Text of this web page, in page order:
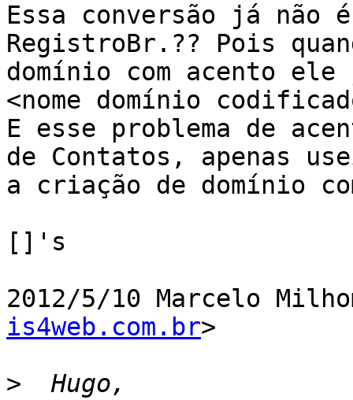
Essa conversão já não
RegistroBr.?? Pois
domínio com acento
<nome domínio
E esse problema de
de Contatos, apenas
a criação de domínio
[]'s
2012/5/10 Marcelo
is4web.com.br>
>